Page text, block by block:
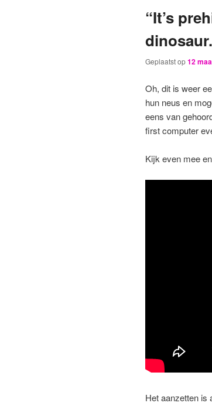
primaire
secundaire
“It’s
Geplaatst op12
Oh, dit is weer
hun neus en
eens van
first computer
Kijk even mee
Het aanzetten is